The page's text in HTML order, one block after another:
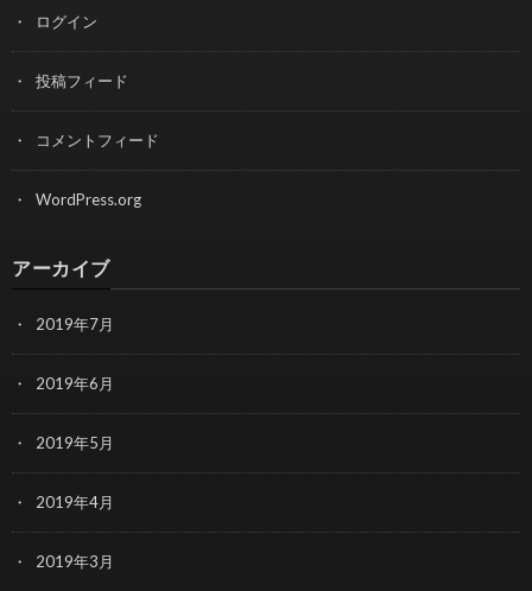
ログイン
投稿フィード
コメントフィード
WordPress.org
アーカイブ
2019年7月
2019年6月
2019年5月
2019年4月
2019年3月